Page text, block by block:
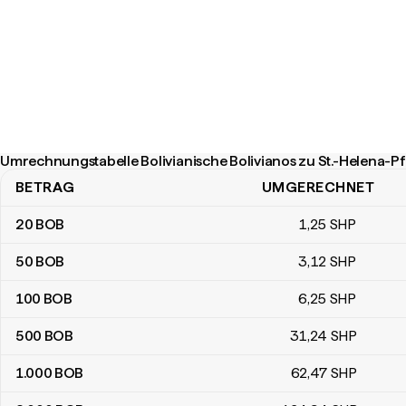
Umrechnungstabelle Bolivianische Bolivianos zu St.-Helena-
Umrechnungstabelle Bolivianische Bolivianos zu St.-Helena-Pfund
BETRAG UMGERECHNET
20 BOB 1,25 SHP
50 BOB 3,12 SHP
100 BOB 6,25 SHP
500 BOB 31,24 SHP
1.000 BOB 62,47 SHP